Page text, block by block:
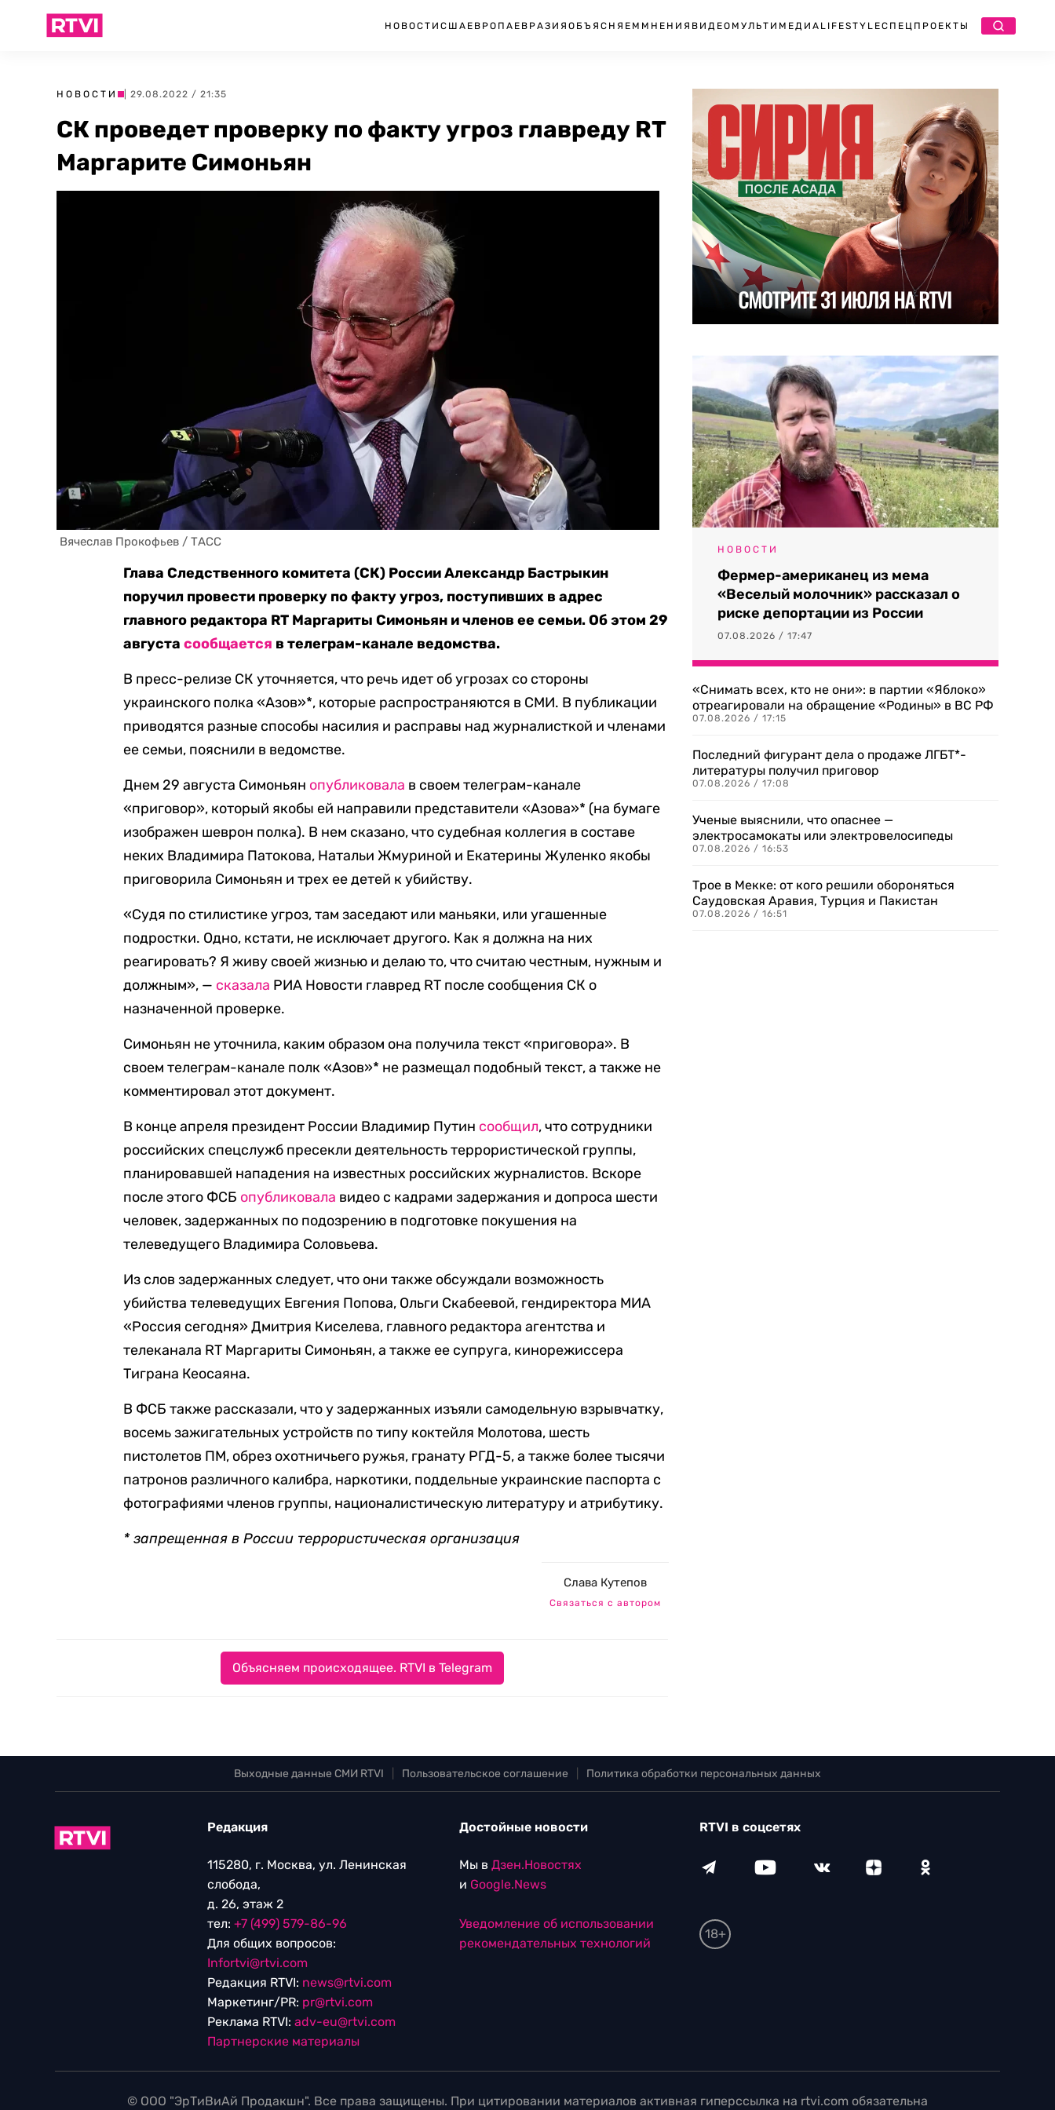
НОВОСТИ США ЕВРОПА ЕВРАЗИЯ ОБЪЯСНЯЕМ МНЕНИЯ ВИДЕО МУЛЬТИМЕДИА LIFESTYLEСПЕЦПРОЕКТЫ
НОВОСТИ | 29.08.2022 / 21:35
СК проведет проверку по факту угроз главреду RT
Маргарите Симоньян
Вячеслав Прокофьев / ТАСС
Глава Следственного комитета (СК) России Александр Бастрыкин
поручил провести проверку по факту угроз, поступивших в адрес
главного редактора RT Маргариты Симоньян и членов ее семьи.Об этом 29
августасообщается в телеграм-канале ведомства.
В пресс-релизе СК уточняется, что речь идет об угрозах со стороны
украинского полка «Азов»*, которые распространяются в СМИ. В публикации
приводятся разные способы насилия и расправы над журналисткой и членами
ее семьи, пояснили в ведомстве.
Днем 29 августа Симоньян опубликовала в своем телеграм-канале
«приговор», который якобы ей направили представители «Азова»* (на бумаге
изображен шеврон полка). В нем сказано, что судебная коллегия в составе
неких Владимира Патокова, Натальи Жмуриной и Екатерины Жуленко якобы
приговорила Симоньян и трех ее детей к убийству.
«Судя по стилистике угроз, там заседают или маньяки, или угашенные
подростки. Одно, кстати, не исключает другого. Как я должна на них
реагировать? Я живу своей жизнью и делаю то, что считаю честным, нужным и
должным», — сказала РИА Новости главред RT после сообщения СК о
назначенной проверке.
Симоньян не уточнила, каким образом она получила текст «приговора». В
своем телеграм-канале полк «Азов»* не размещал подобный текст, а также не
комментировал этот документ.
В конце апреля президент России Владимир Путин сообщил, что сотрудники
российских спецслужб пресекли деятельность террористической группы,
планировавшей нападения на известных российских журналистов. Вскоре
после этого ФСБ опубликовала видео с кадрами задержания и допроса шести
человек, задержанных по подозрению в подготовке покушения на
телеведущего Владимира Соловьева.
Из слов задержанных следует, что они также обсуждали возможность
убийства телеведущих Евгения Попова, Ольги Скабеевой, гендиректора МИА
«Россия сегодня» Дмитрия Киселева, главного редактора агентства и
телеканала RT Маргариты Симоньян, а также ее супруга, кинорежиссера
Тиграна Кеосаяна.
В ФСБ также рассказали, что у задержанных изъяли самодельную взрывчатку,
восемь зажигательных устройств по типу коктейля Молотова, шесть
пистолетов ПМ, обрез охотничьего ружья, гранату РГД-5, а также более тысячи
патронов различного калибра, наркотики, поддельные украинские паспорта с
фотографиями членов группы, националистическую литературу и атрибутику.
* запрещенная в России террористическая организация
Слава Кутепов
Связаться с автором
Объясняем происходящее. RTVI в Telegram
НОВОСТИ
Фермер-американец из мема
«Веселый молочник» рассказал о
риске депортации из России
07.08.2026 / 17:47
«Снимать всех, кто не они»: в партии «Яблоко»
отреагировали на обращение «Родины» в ВС РФ
07.08.2026 / 17:15
Последний фигурант дела о продаже ЛГБТ*-
литературы получил приговор
07.08.2026 / 17:08
Ученые выяснили, что опаснее —
электросамокаты или электровелосипеды
07.08.2026 / 16:53
Трое в Мекке: от кого решили обороняться
Саудовская Аравия, Турция и Пакистан
07.08.2026 / 16:51
Выходные данные СМИ RTVI Пользовательское соглашение Политика обработки персональных данных
Редакция
115280, г. Москва, ул. Ленинская
слобода,
д. 26, этаж 2
тел: +7 (499) 579-86-96
Для общих вопросов:
Infortvi@rtvi.com
Редакция RTVI: news@rtvi.com
Маркетинг/PR: pr@rtvi.com
Реклама RTVI: adv-eu@rtvi.com
Партнерские материалы
Достойные новости
Мы в Дзен.Новостях
и Google.News
Уведомление об использовании
рекомендательных технологий
RTVI в соцсетях
18+
© ООО "ЭрТиВиАй Продакшн". Все права защищены. При цитировании материалов активная гиперссылка на rtvi.com обязательна